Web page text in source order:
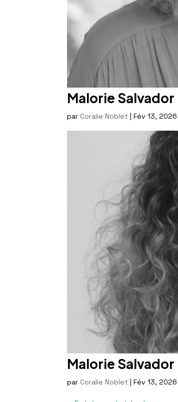
Malorie Salvador
par Coralie Noblet |Fév 13, 2026
Malorie Salvador
par Coralie Noblet |Fév 13, 2026